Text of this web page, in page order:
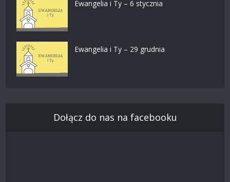
Ewangelia i Ty – 6 stycznia
Ewangelia i Ty – 29 grudnia
Dołącz do nas na facebooku